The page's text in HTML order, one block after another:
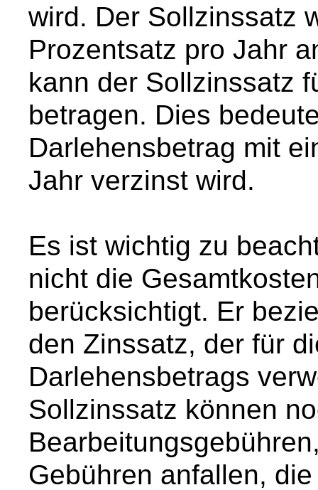
wird. Der Sollzinssatz
Prozentsatz pro Jahr
kann der Sollzinssatz
betragen. Dies
Darlehensbetrag mit
Jahr verzinst wird.
Es ist wichtig zu
nicht die
berücksichtigt. Er
den Zinssatz, der für
Darlehensbetrags
Sollzinssatz können
Gebühren anfallen,